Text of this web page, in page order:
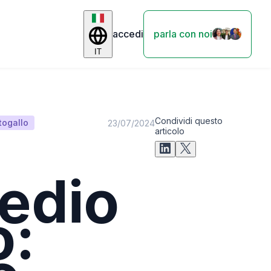
IT
accedi parla con noi
23/07/2024Condividi questo
articolo